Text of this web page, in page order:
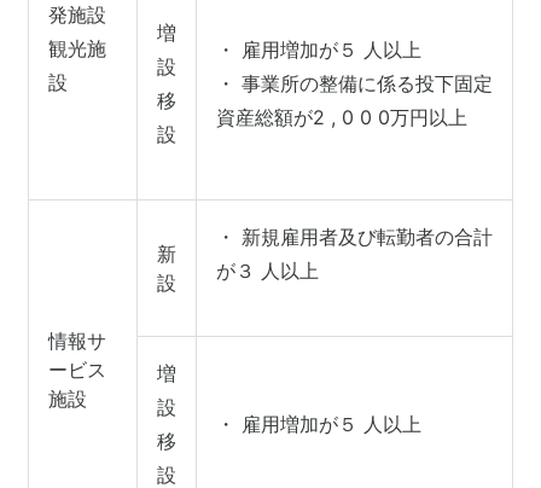
発施設
観光施
設
増
設
移
設
・ 雇用増加が５ 人以上
・ 事業所の整備に係る投下固定
資産総額が2 , 0 0 0万円以上
情報サ
ービス
施設
新
設
・ 新規雇用者及び転勤者の合計
が３ 人以上
増
設
移
設
・ 雇用増加が５ 人以上